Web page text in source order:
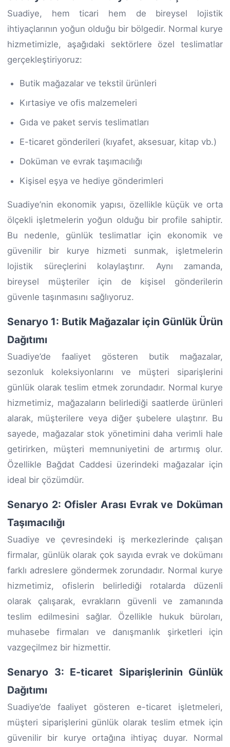
Suadiye, hem ticari hem de bireysel lojistik
ihtiyaçlarının yoğun olduğu bir bölgedir. Normal kurye
hizmetimizle, aşağıdaki sektörlere özel teslimatlar
gerçekleştiriyoruz:
Butik mağazalar ve tekstil ürünleri
Kırtasiye ve ofis malzemeleri
Gıda ve paket servis teslimatları
E-ticaret gönderileri (kıyafet, aksesuar, kitap vb.)
Doküman ve evrak taşımacılığı
Kişisel eşya ve hediye gönderimleri
Suadiye’nin ekonomik yapısı, özellikle küçük ve orta
ölçekli işletmelerin yoğun olduğu bir profile sahiptir.
Bu nedenle, günlük teslimatlar için ekonomik ve
güvenilir bir kurye hizmeti sunmak, işletmelerin
lojistik süreçlerini kolaylaştırır. Aynı zamanda,
bireysel müşteriler için de kişisel gönderilerin
güvenle taşınmasını sağlıyoruz.
Senaryo 1: Butik Mağazalar için Günlük Ürün
Dağıtımı
Suadiye’de faaliyet gösteren butik mağazalar,
sezonluk koleksiyonlarını ve müşteri siparişlerini
günlük olarak teslim etmek zorundadır. Normal kurye
hizmetimiz, mağazaların belirlediği saatlerde ürünleri
alarak, müşterilere veya diğer şubelere ulaştırır. Bu
sayede, mağazalar stok yönetimini daha verimli hale
getirirken, müşteri memnuniyetini de artırmış olur.
Özellikle Bağdat Caddesi üzerindeki mağazalar için
ideal bir çözümdür.
Senaryo 2: Ofisler Arası Evrak ve Doküman
Taşımacılığı
Suadiye ve çevresindeki iş merkezlerinde çalışan
firmalar, günlük olarak çok sayıda evrak ve dokümanı
farklı adreslere göndermek zorundadır. Normal kurye
hizmetimiz, ofislerin belirlediği rotalarda düzenli
olarak çalışarak, evrakların güvenli ve zamanında
teslim edilmesini sağlar. Özellikle hukuk büroları,
muhasebe firmaları ve danışmanlık şirketleri için
vazgeçilmez bir hizmettir.
Senaryo 3: E-ticaret Siparişlerinin Günlük
Dağıtımı
Suadiye’de faaliyet gösteren e-ticaret işletmeleri,
müşteri siparişlerini günlük olarak teslim etmek için
güvenilir bir kurye ortağına ihtiyaç duyar. Normal